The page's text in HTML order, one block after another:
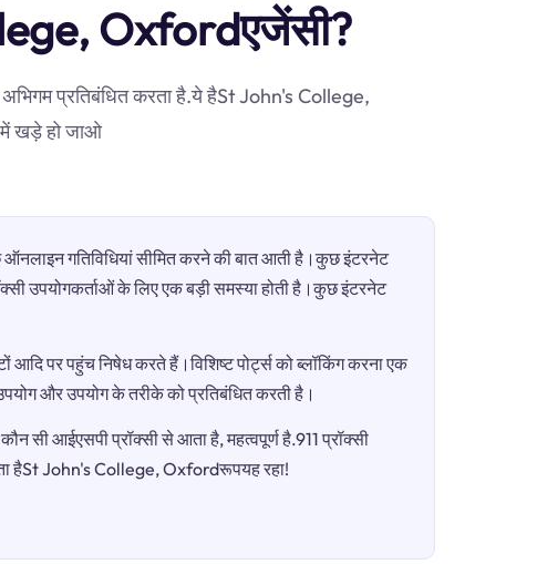
Oxfordएजेंसी?
प्रतिबंधित करता है.ये हैSt John's College,
में खड़े हो जाओ
ऑनलाइन गतिविधियां सीमित करने की बात आती है।कुछ इंटरनेट
उपयोगकर्ताओं के लिए एक बड़ी समस्या होती है।कुछ इंटरनेट
आदि पर पहुंच निषेध करते हैं।विशिष्ट पोर्ट्स को ब्लॉकिंग करना एक
और उपयोग के तरीके को प्रतिबंधित करती है।
सी आईएसपी प्रॉक्सी से आता है, महत्वपूर्ण है.911 प्रॉक्सी
हैSt John's College, Oxfordरूपयह रहा!